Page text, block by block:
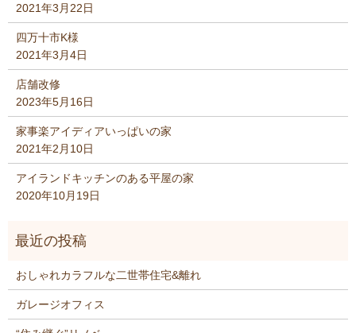
2021年3月22日
四万十市K様
2021年3月4日
店舗改修
2023年5月16日
家事楽アイディアいっぱいの家
2021年2月10日
アイランドキッチンのある平屋の家
2020年10月19日
おしゃれカラフルな二世帯住宅&離れ
ガレージオフィス